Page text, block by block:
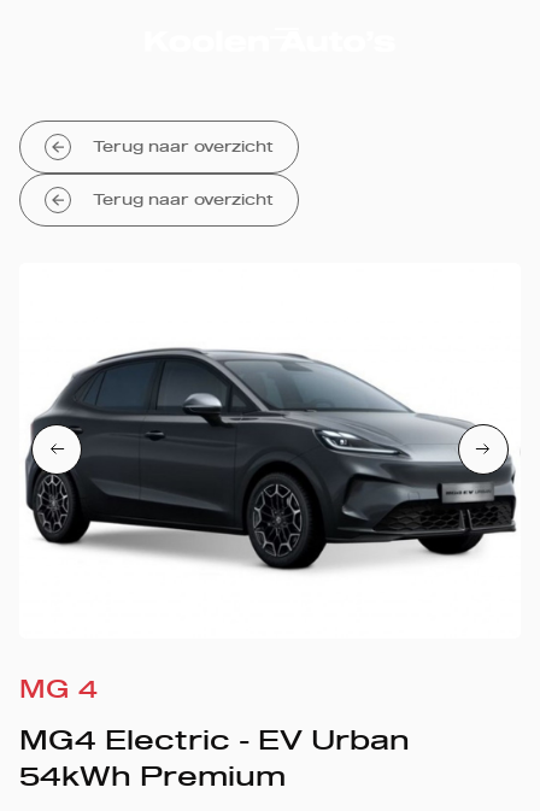
Terug naar overzicht
Terug naar overzicht
MG 4
MG4 Electric - EV Urban
54kWh Premium